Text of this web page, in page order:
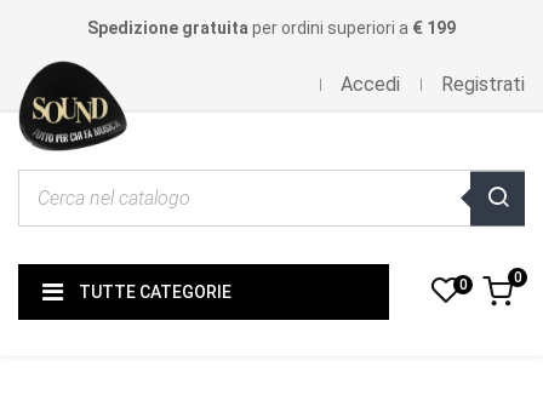
Spedizione gratuita per ordini superiori a € 199
Accedi Registrati
TUTTE CATEGORIE 0 0